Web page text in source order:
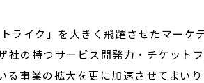
イク」を大きく飛躍させたマーケ
の持つサービス開発力・チケット
事業の拡大を更に加速させてまいり